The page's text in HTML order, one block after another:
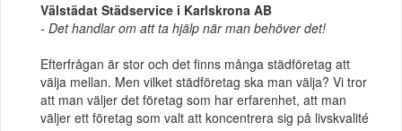
Välstädat Städservice i Karlskrona AB
- Det handlar om att ta hjälp när man behöver det!
Efterfrågan är stor och det finns många städföretag att
välja mellan. Men vilket städföretag ska man välja? Vi tror
att man väljer det företag som har erfarenhet, att man
väljer ett företag som valt att koncentrera sig på livskvalité